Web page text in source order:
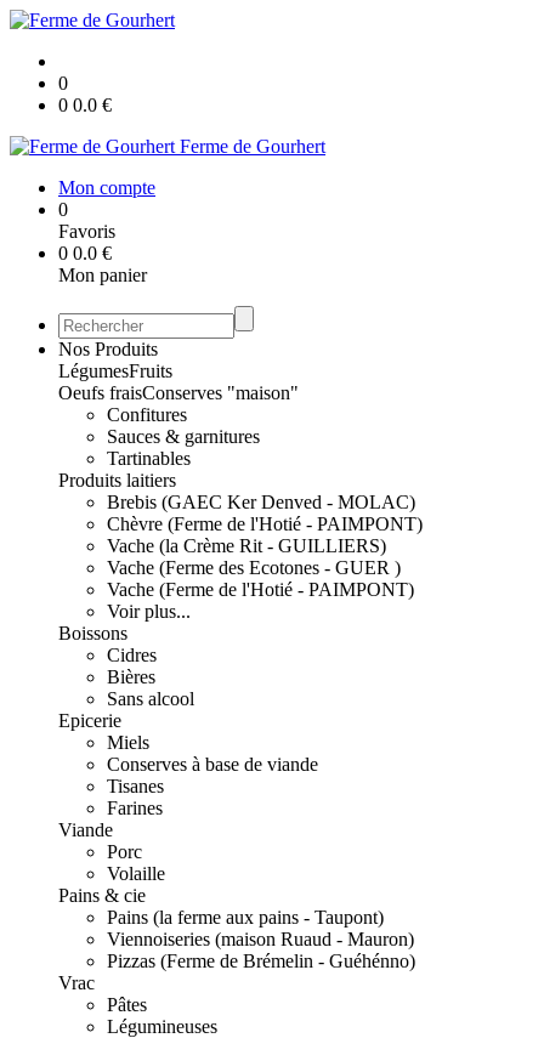
0
0 0.0 €
Ferme de Gourhert
Mon compte
0
Favoris
0 0.0 €
Mon panier
Nos Produits
LégumesFruits
Oeufs fraisConserves "maison"
Confitures
Sauces & garnitures
Tartinables
Produits laitiers
Brebis (GAEC Ker Denved - MOLAC)
Chèvre (Ferme de l'Hotié - PAIMPONT)
Vache (la Crème Rit - GUILLIERS)
Vache (Ferme des Ecotones - GUER )
Vache (Ferme de l'Hotié - PAIMPONT)
Voir plus...
Boissons
Cidres
Bières
Sans alcool
Epicerie
Miels
Conserves à base de viande
Tisanes
Farines
Viande
Porc
Volaille
Pains & cie
Pains (la ferme aux pains - Taupont)
Viennoiseries (maison Ruaud - Mauron)
Pizzas (Ferme de Brémelin - Guéhénno)
Vrac
Pâtes
Légumineuses